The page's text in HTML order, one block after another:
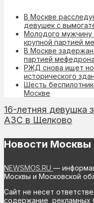
В Москве
девушек с
Молодого мужчину
крупной партией
В Москве
партией мефедрона
РЖД снова ищет
исторического
Шесть
Москве
16-летняя девушка
АЗС в Щелково
Новости Москвы
NEWSMOS.RU —
Москвы и Московской
Сайт не несет
содержание рекламных